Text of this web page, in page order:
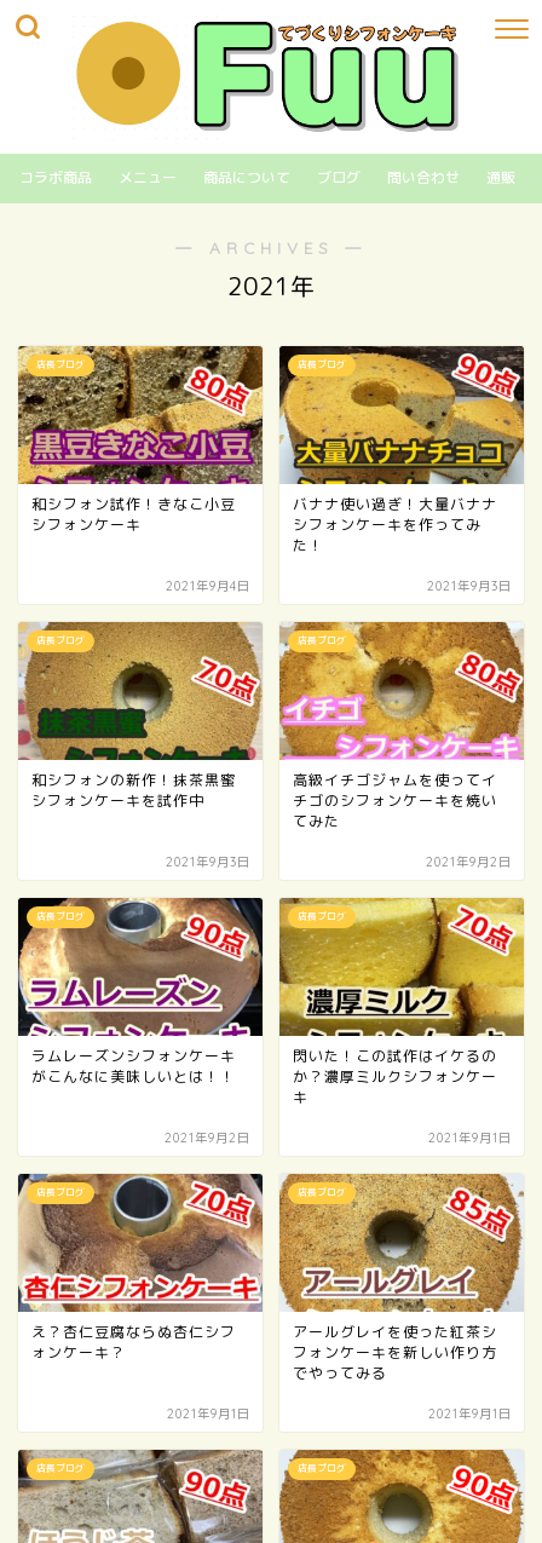
コラボ商品 メニュー 商品について ブログ 問い合わせ 通販
― ARCHIVES ―
2021年
店長ブログ
和シフォン試作！きなこ小豆
シフォンケーキ
2021年9月4日
店長ブログ
バナナ使い過ぎ！大量バナナ
シフォンケーキを作ってみ
た！
2021年9月3日
店長ブログ
和シフォンの新作！抹茶黒蜜
シフォンケーキを試作中
2021年9月3日
店長ブログ
高級イチゴジャムを使ってイ
チゴのシフォンケーキを焼い
てみた
2021年9月2日
店長ブログ
ラムレーズンシフォンケーキ
がこんなに美味しいとは！！
2021年9月2日
店長ブログ
閃いた！この試作はイケるの
か？濃厚ミルクシフォンケー
キ
2021年9月1日
店長ブログ
え？杏仁豆腐ならぬ杏仁シフ
ォンケーキ？
2021年9月1日
店長ブログ
アールグレイを使った紅茶シ
フォンケーキを新しい作り方
でやってみる
2021年9月1日
店長ブログ 店長ブログ